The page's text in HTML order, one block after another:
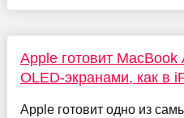
Apple готовит
OLED-экранами, как в
Apple готовит одно из